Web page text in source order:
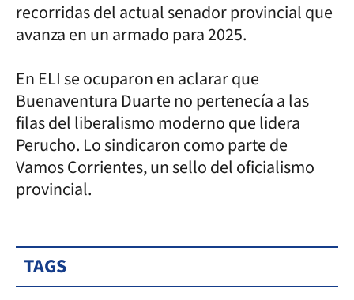
recorridas del actual senador provincial que
avanza en un armado para 2025.
En ELI se ocuparon en aclarar que
Buenaventura Duarte no pertenecía a las
filas del liberalismo moderno que lidera
Perucho. Lo sindicaron como parte de
Vamos Corrientes, un sello del oficialismo
provincial.
TAGS